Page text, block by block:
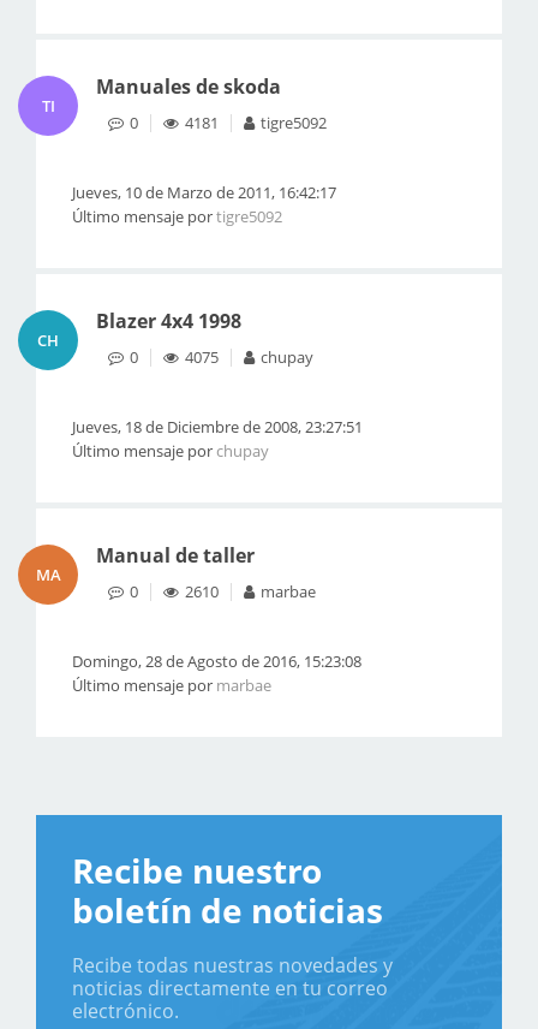
TI
Manuales de skoda
0 4181 tigre5092
Jueves, 10 de Marzo de 2011, 16:42:17
Último mensaje portigre5092
CH
Blazer 4x4 1998
0 4075 chupay
Jueves, 18 de Diciembre de 2008, 23:27:51
Último mensaje porchupay
MA
Manual de taller
0 2610 marbae
Domingo, 28 de Agosto de 2016, 15:23:08
Último mensaje por marbae
Recibe nuestro
boletín de noticias
Recibe todas nuestras novedades y
noticias directamente en tu correo
electrónico.